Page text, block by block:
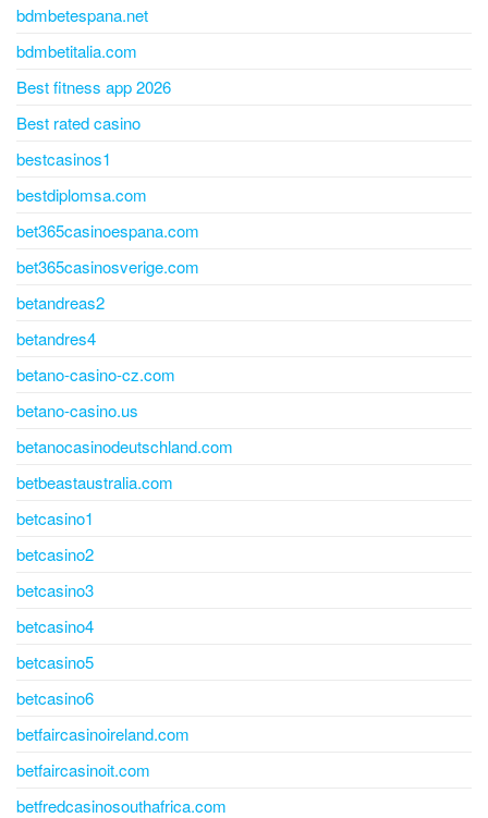
bdmbetespana.net
bdmbetitalia.com
Best fitness app 2026
Best rated casino
bestcasinos1
bestdiplomsa.com
bet365casinoespana.com
bet365casinosverige.com
betandreas2
betandres4
betano-casino-cz.com
betano-casino.us
betanocasinodeutschland.com
betbeastaustralia.com
betcasino1
betcasino2
betcasino3
betcasino4
betcasino5
betcasino6
betfaircasinoireland.com
betfaircasinoit.com
betfredcasinosouthafrica.com